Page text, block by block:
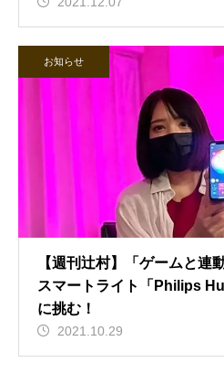
お知らせ
【週刊辻村】「ゲームと連
スマートライト「Philips
に挑む！
2021.10.29